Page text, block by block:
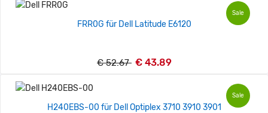
Sale
FRR0G für Dell Latitude E6120
€ 52.67 € 43.89
Sale
H240EBS-00 für Dell Optiplex 3710 3910 3901